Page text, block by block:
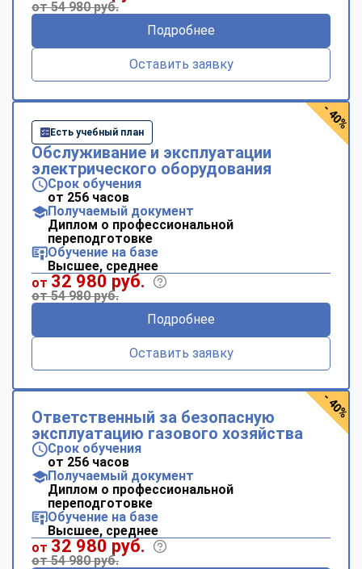
от 54 980 руб.
Подробнее
Оставить заявку
Есть учебный план
Обслуживание и эксплуатации
электрического оборудования
Срок обучения
от 256 часов
Получаемый документ
Диплом о профессиональной
переподготовке
Обучение на базе
Высшее, среднее
от 32 980 руб.
от 54 980 руб.
Подробнее
Оставить заявку
- 40%
Ответственный за безопасную
эксплуатацию газового хозяйства
Срок обучения
от 256 часов
Получаемый документ
Диплом о профессиональной
переподготовке
Обучение на базе
Высшее, среднее
от 32 980 руб.
от 54 980 руб.
- 40%